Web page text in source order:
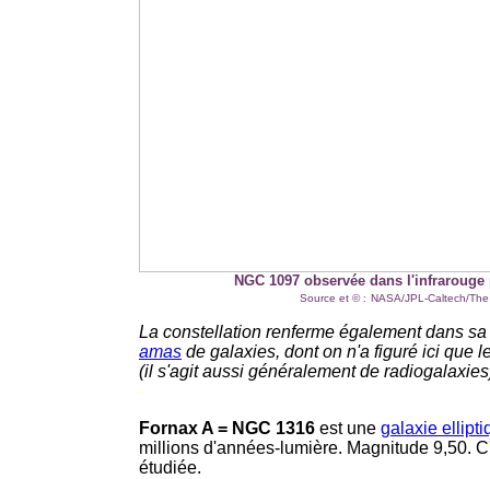
NGC 1097 observée dans
Source et © : NASA/JPL-Caltech/
La constellation renferme également dans
amas de galaxies, dont on n'a figuré ici que
(il s'agit aussi généralement de
-
Fornax A = NGC 1316 est une galaxie
millions d'années-lumière. Magnitude 9,50.
étudiée.